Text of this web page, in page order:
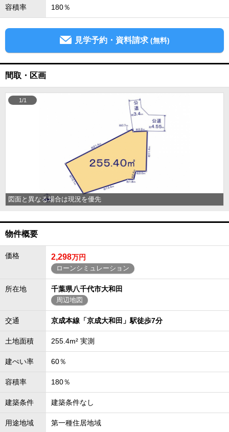
容積率 180％
見学予約・資料請求 (無料)
間取・区画
図面と異なる場合は現況を優先
1/1
物件概要
価格 2,298万円
ローンシミュレーション
所在地 千葉県八千代市大和田
周辺地図
交通 京成本線「京成大和田」駅徒歩7分
土地面積 255.4m² 実測
建ぺい率 60％
容積率 180％
建築条件 建築条件なし
用途地域 第一種住居地域